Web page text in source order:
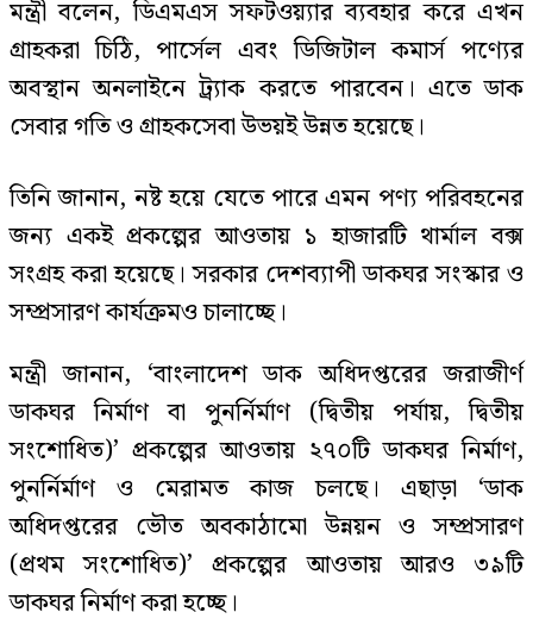
মন্ত্রী বলেন, ডিএমএস সফটওয়্যার ব্যবহার করে এখন
গ্রাহকরা চিঠি, পার্সেল এবং ডিজিটাল কমার্স পণ্যের
অবস্থান অনলাইনে ট্র্যাক করতে পারবেন। এতে ডাক
সেবার গতি ও গ্রাহকসেবা উভয়ই উন্নত হয়েছে।
তিনি জানান, নষ্ট হয়ে যেতে পারে এমন পণ্য পরিবহনের
জন্য একই প্রকল্পের আওতায় ১ হাজারটি থার্মাল বক্স
সংগ্রহ করা হয়েছে। সরকার দেশব্যাপী ডাকঘর সংস্কার ও
সম্প্রসারণ কার্যক্রমও চালাচ্ছে।
মন্ত্রী জানান, ‘বাংলাদেশ ডাক অধিদপ্তরের জরাজীর্ণ
ডাকঘর নির্মাণ বা পুনর্নির্মাণ (দ্বিতীয় পর্যায়, দ্বিতীয়
সংশোধিত)’ প্রকল্পের আওতায় ২৭০টি ডাকঘর নির্মাণ,
পুনর্নির্মাণ ও মেরামত কাজ চলছে। এছাড়া ‘ডাক
অধিদপ্তরের ভৌত অবকাঠামো উন্নয়ন ও সম্প্রসারণ
(প্রথম সংশোধিত)’ প্রকল্পের আওতায় আরও ৩৯টি
ডাকঘর নির্মাণ করা হচ্ছে।